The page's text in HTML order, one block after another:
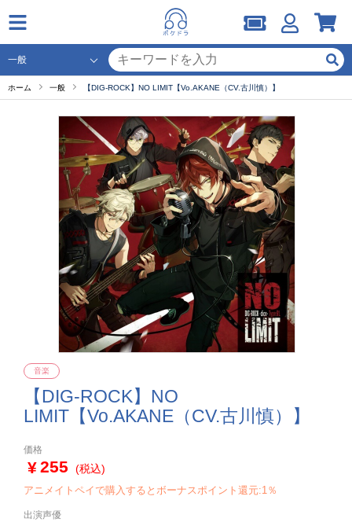
ホーム 一般 【DIG-ROCK】NO LIMIT【Vo.AKANE（CV.古川慎）】
【DIG-ROCK】NO
LIMIT【Vo.AKANE（CV.古川慎）】
音楽
価格
255 (税込)
アニメイトペイで購入するとボーナスポイント還元:1％
出演声優